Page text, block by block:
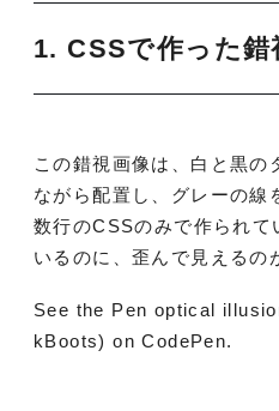
1. CSSで作った錯
この錯視画像は、白と黒の
ながら配置し、グレーの線
数行のCSSのみで作られて
いるのに、歪んで見えるの
See the Pen optical
kBoots) on CodePen.